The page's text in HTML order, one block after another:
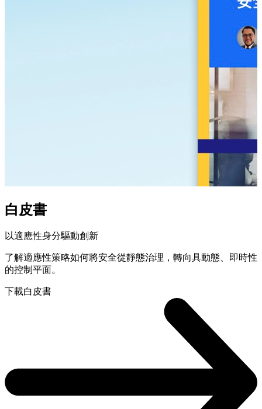
白皮書
以適應性身分驅動創新
了解適應性策略如何將安全從靜態治理，轉向具動態、即時性
的控制平面。
下載白皮書